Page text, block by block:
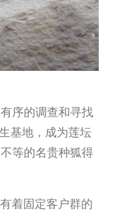
序的调查和寻找
基地，成为莲坛
等的名贵种狐得
着固定客户群的